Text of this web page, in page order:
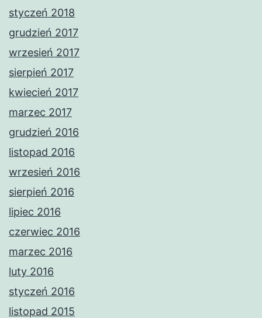
styczeń 2018
grudzień 2017
wrzesień 2017
sierpień 2017
kwiecień 2017
marzec 2017
grudzień 2016
listopad 2016
wrzesień 2016
sierpień 2016
lipiec 2016
czerwiec 2016
marzec 2016
luty 2016
styczeń 2016
listopad 2015